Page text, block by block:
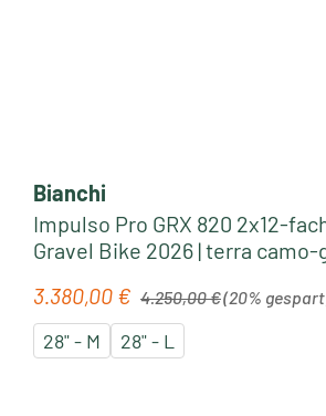
Bianchi
Impulso Pro GRX 820 2x12-
Gravel Bike 2026 | terra
Verkaufspreis:
3.380,00 € Regulärer Preis:
4.250,00 €(20%
28" - M 28" - L